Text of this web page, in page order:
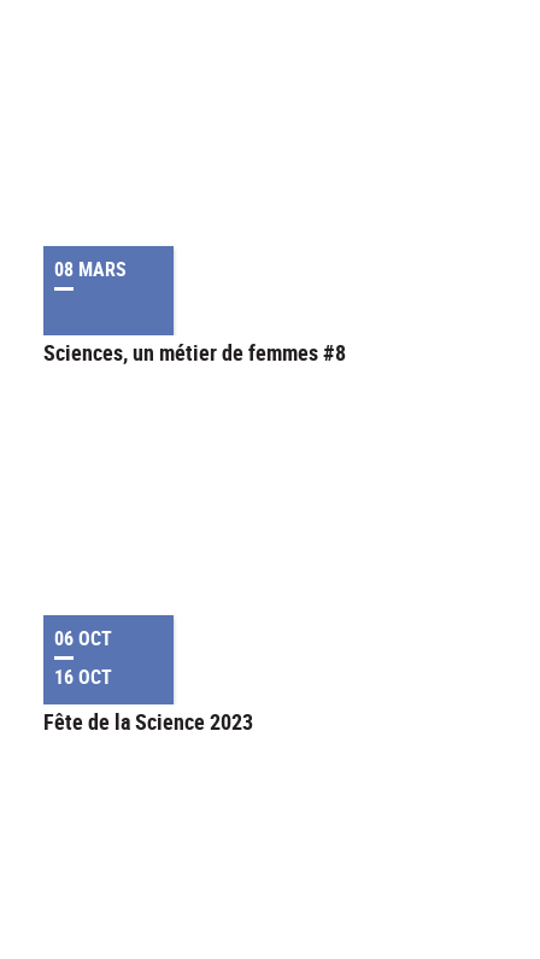
08 MARS
Sciences, un métier de femmes #8
06 OCT
16 OCT
Fête de la Science 2023